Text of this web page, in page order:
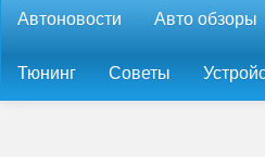
Автоновости Авто обзоры
Тюнинг Советы